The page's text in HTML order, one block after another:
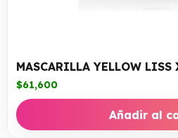
MASCARILLA YELLOW LISS
$61,600
Añadir al